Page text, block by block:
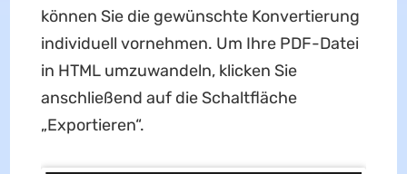
können Sie die gewünschte Konvertierung
individuell vornehmen. Um Ihre PDF-Datei
in HTML umzuwandeln, klicken Sie
anschließend auf die Schaltfläche
„Exportieren“.